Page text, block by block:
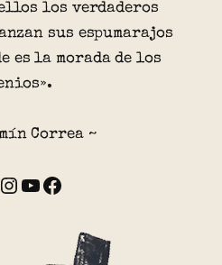
los verdaderos
sus espumarajos
es la morada de los
Correa ~
Instagram YouTube Facebook